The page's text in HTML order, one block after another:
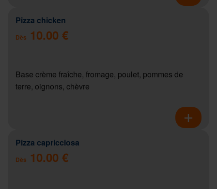
Pizza chicken
Dès 10.00 €
Base crème fraîche, fromage, poulet, pommes de
terre, oignons, chèvre
Pizza capricciosa
Dès 10.00 €